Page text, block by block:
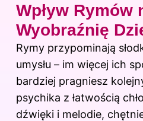
Wpływ Rymów
Wyobraźnię
Rymy przypominają
umysłu – im więcej ich
bardziej pragniesz
psychika z łatwością
dźwięki i melodie,